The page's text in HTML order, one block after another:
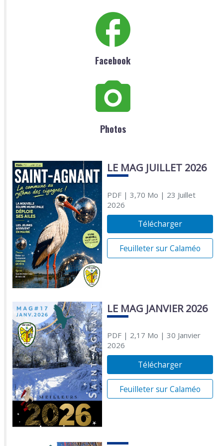
Facebook
Photos
LE MAG JUILLET 2026
PDF| 3,70 Mo | 23 Juillet
2026
Télécharger
Feuilleter sur Calaméo
LE MAG JANVIER 2026
PDF| 2,17 Mo | 30 Janvier
2026
Télécharger
Feuilleter sur Calaméo